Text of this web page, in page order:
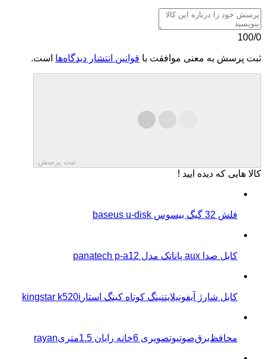
100/0
ثبت پرسش به معنی موافقت با قوانین انتشار دیدگاه‌ها است.
ثبت پرسش
کالا هایی که دیده ایید !
فلش 32 گیگ بیسوس baseus u-disk
کابل صدا aux پاناتک مدل panatech p-a12
کابل شارژ آیفونیلایتنینگ کوتاه کینگ استارkingstar k520i
محافظ‌برق‌صوتیو‌تصویری 6خانه رایان 1.5متریrayan